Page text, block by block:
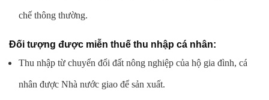
chế thông thường.
Đối tượng được miễn thuế thu nhập cá nhân:
Thu nhập từ chuyển đổi đất nông nghiệp của hộ gia đình, cá
nhân được Nhà nước giao để sản xuất.